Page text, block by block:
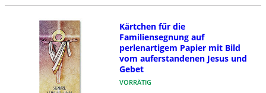
Kärtchen fűr die
Familiensegnung auf
perlenartigem Papier mit Bild
vom auferstandenen Jesus und
Gebet
VORRÄTIG